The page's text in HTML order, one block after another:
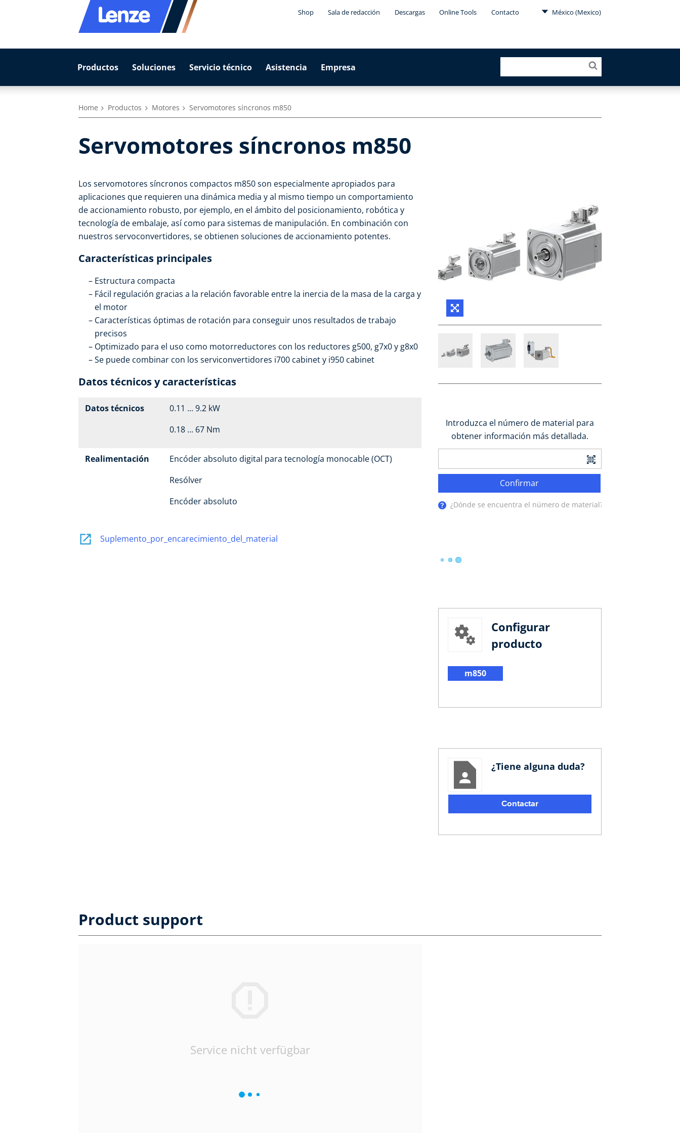
Shop Sala de redacción Descargas Online Tools Contacto México (Mexico)
Productos Soluciones Servicio técnico Asistencia Empresa
Home Productos Motores Servomotores síncronos m850
Servomotores síncronos m850
Los servomotores síncronos compactos m850 son especialmente apropiados para
aplicaciones que requieren una dinámica media y al mismo tiempo un comportamiento
de accionamiento robusto, por ejemplo, en el ámbito del posicionamiento, robótica y
tecnología de embalaje, así como para sistemas de manipulación. En combinación con
nuestros servoconvertidores, se obtienen soluciones de accionamiento potentes.
Características principales
Estructura compacta
Fácil regulación gracias a la relación favorable entre la inercia de la masa de la carga y
el motor
Características óptimas de rotación para conseguir unos resultados de trabajo
precisos
Optimizado para el uso como motorreductores con los reductores g500, g7x0 y g8x0
Se puede combinar con los serviconvertidores i700 cabinet y i950 cabinet
Datos técnicos y características
Datos técnicos
0.11 ... 9.2 kW
0.18 ... 67 Nm
Realimentación
Encóder absoluto digital para tecnología monocable (OCT)
Resólver
Encóder absoluto
Suplemento_por_encarecimiento_del_material
Introduzca el número de material para
obtener información más detallada.
Confirmar
¿Dónde se encuentra el número de material?
Configurar
producto
m850
¿Tiene alguna duda?
Contactar
Product support
Service nicht verfügbar